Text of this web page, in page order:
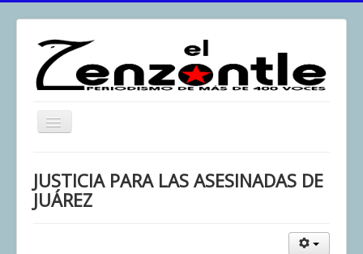
Toggle
El Zenzontle
JUSTICIA PARA LAS ASESINADAS DE
JUÁREZ